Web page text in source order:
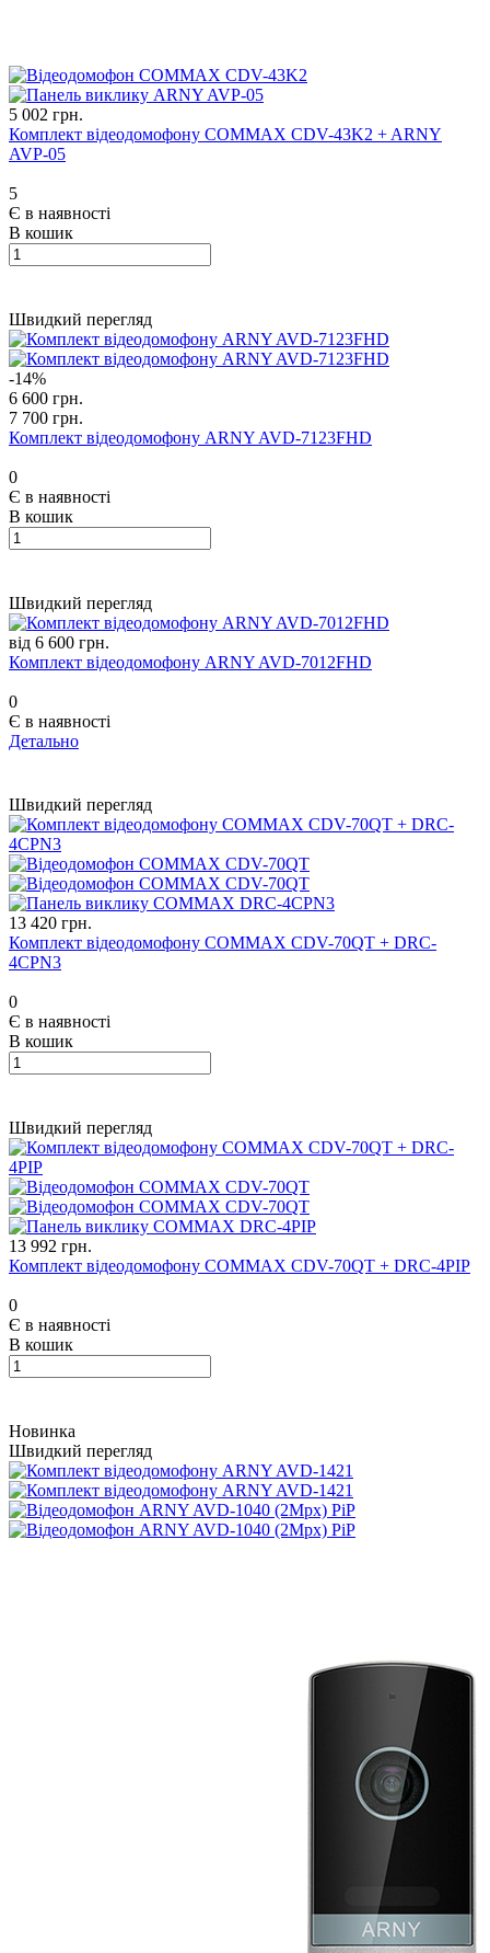
5 002 грн.
Комплект відеодомофону COMMAX CDV-43K2 + ARNY
AVP-05
5
Є в наявності
В кошик
Швидкий перегляд
-14%
6 600 грн.
7 700 грн.
Комплект відеодомофону ARNY AVD-7123FHD
0
Є в наявності
В кошик
Швидкий перегляд
від 6 600 грн.
Комплект відеодомофону ARNY AVD-7012FHD
0
Є в наявності
Детально
Швидкий перегляд
13 420 грн.
Комплект відеодомофону COMMAX CDV-70QT + DRC-
4CPN3
0
Є в наявності
В кошик
Швидкий перегляд
13 992 грн.
Комплект відеодомофону COMMAX CDV-70QT + DRC-4PIP
0
Є в наявності
В кошик
Новинка
Швидкий перегляд